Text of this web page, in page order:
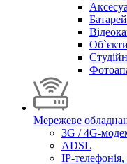
Мережеве
3G / 4G-
ADSL
IP-телефонія,